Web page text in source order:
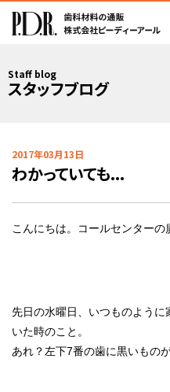
Staff blog
スタッフブログ
2017年03月13日
わかっていても...
こんにちは。コールセンターの
先日の水曜日、いつものよう
いた時のこと。
あれ？左下7番の歯に黒いもの